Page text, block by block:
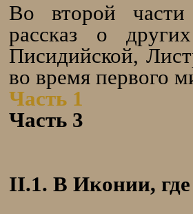
Во второй части
рассказ о
Писидийской,
во время первого
Часть 1
Часть 3
II.1. В Иконии,